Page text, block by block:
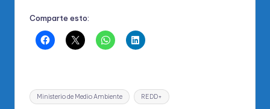
Comparte esto:
Etiquetas:
Ministerio de Medio Ambiente REDD+